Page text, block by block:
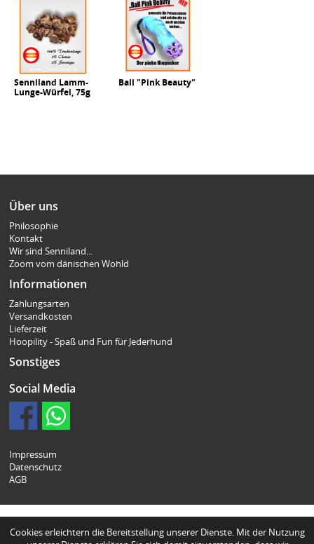
Senniland Lamm-
Lunge-Würfel, 75g
Ball "Pink Beauty"
Cookies erleichtern die Bereitstellung unserer Dienste. Mit der Nutzung
Über uns
Philosophie
Kontakt
Wir sind Senniland...
Zoom vom dänischen Wohld
Informationen
Zahlungsarten
Versandkosten
Lieferzeit
Hoopility - Spaß und Fun für Jederhund
Sonstiges
Social Media
Impressum
Datenschutz
AGB